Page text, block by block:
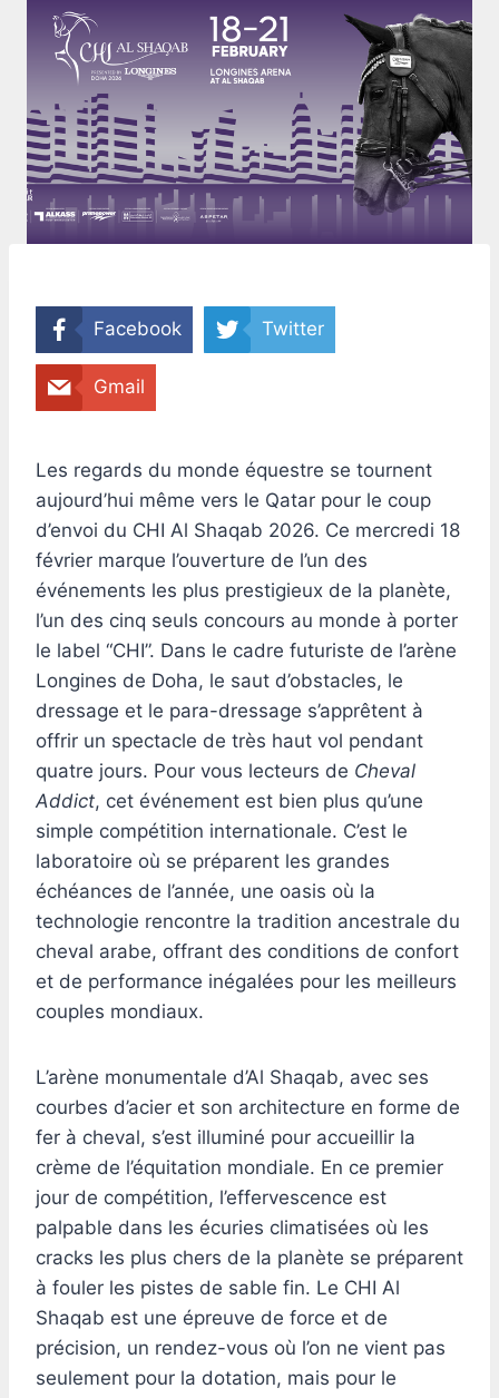
Facebook Twitter
Gmail
Les regards du monde équestre se tournent
aujourd’hui même vers le Qatar pour le coup
d’envoi du CHI Al Shaqab 2026. Ce mercredi 18
février marque l’ouverture de l’un des
événements les plus prestigieux de la planète,
l’un des cinq seuls concours au monde à porter
le label “CHI”. Dans le cadre futuriste de l’arène
Longines de Doha, le saut d’obstacles, le
dressage et le para-dressage s’apprêtent à
offrir un spectacle de très haut vol pendant
quatre jours. Pour vous lecteurs de Cheval
Addict, cet événement est bien plus qu’une
simple compétition internationale. C’est le
laboratoire où se préparent les grandes
échéances de l’année, une oasis où la
technologie rencontre la tradition ancestrale du
cheval arabe, offrant des conditions de confort
et de performance inégalées pour les meilleurs
couples mondiaux.
L’arène monumentale d’Al Shaqab, avec ses
courbes d’acier et son architecture en forme de
fer à cheval, s’est illuminé pour accueillir la
crème de l’équitation mondiale. En ce premier
jour de compétition, l’effervescence est
palpable dans les écuries climatisées où les
cracks les plus chers de la planète se préparent
à fouler les pistes de sable fin. Le CHI Al
Shaqab est une épreuve de force et de
précision, un rendez-vous où l’on ne vient pas
seulement pour la dotation, mais pour le